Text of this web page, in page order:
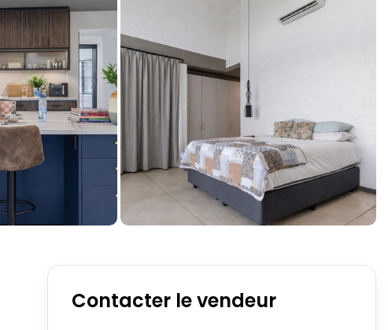
Contacter le vendeur